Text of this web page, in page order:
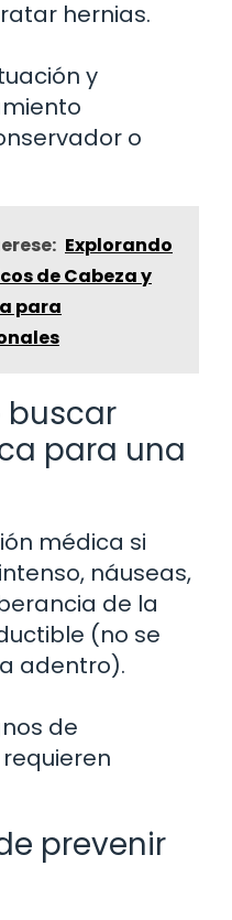
hernias.
y
o
Explorando
de Cabeza y
para
buscar
para una
médica si
náuseas,
de la
(no se
adentro).
de
prevenir